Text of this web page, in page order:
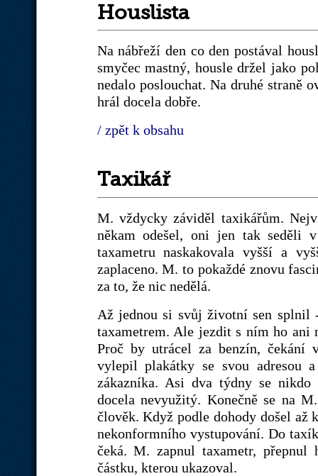
Houslista
Na nábřeží den co den postával
smyčec mastný, housle držel jako
nedalo poslouchat. Na druhé straně
hrál docela dobře.
/ zpět k obsahu
Taxikář
M. vždycky záviděl taxikářům.
někam odešel, oni jen tak seděli
taxametru naskakovala vyšší a
zaplaceno. M. to pokaždé znovu
za to, že nic nedělá.
Až jednou si svůj životní sen splnil
taxametrem. Ale jezdit s ním ho ani
Proč by utrácel za benzín, čekání
vylepil plakátky se svou adresou
zákazníka. Asi dva týdny se nikdo
docela nevyužitý. Konečně se na
člověk. Když podle dohody došel
nekonformního vystupování. Do
čeká. M. zapnul taxametr,
částku, kterou ukazoval.